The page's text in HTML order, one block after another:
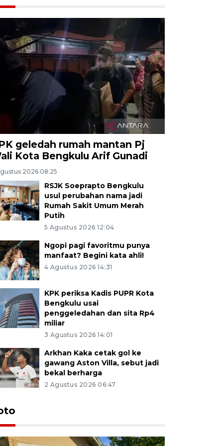
geledah rumah mantan Pj
Kota Bengkulu Arif Gunadi
2026 08:25
RSJK Soeprapto Bengkulu
usul perubahan nama jadi
Rumah Sakit Umum Merah
Putih
5 Agustus 2026 12:04
Ngopi pagi favoritmu punya
manfaat? Begini kata ahli!
4 Agustus 2026 14:31
KPK periksa Kadis PUPR Kota
Bengkulu usai
penggeledahan dan sita Rp4
miliar
3 Agustus 2026 14:01
Arkhan Kaka cetak gol ke
gawang Aston Villa, sebut jadi
bekal berharga
2 Agustus 2026 06:47